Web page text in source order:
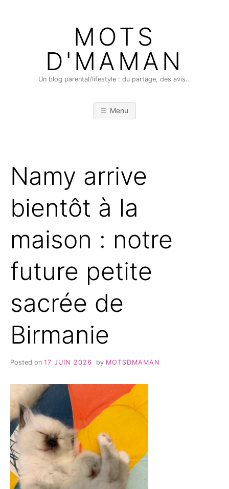
MOTS
D'MAMAN
Un blog parental/lifestyle : du partage, des avis…
Menu
Namy arrive
bientôt à la
maison : notre
future petite
sacrée de
Birmanie
Posted on 17 JUIN 2026 by MOTSDMAMAN